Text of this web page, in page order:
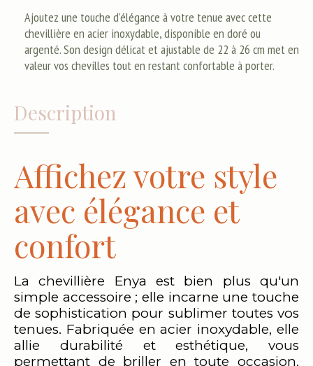
Ajoutez une touche d'élégance à votre tenue avec cette
chevillière en acier inoxydable, disponible en doré ou
argenté. Son design délicat et ajustable de 22 à 26 cm met en
valeur vos chevilles tout en restant confortable à porter.
Description
Affichez votre style
avec élégance et
confort
La chevillière Enya est bien plus qu'un
simple accessoire ; elle incarne une touche
de sophistication pour sublimer toutes vos
tenues. Fabriquée en acier inoxydable, elle
allie durabilité et esthétique, vous
permettant de briller en toute occasion.